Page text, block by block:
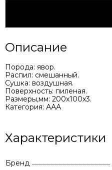
Описание
Порода: явор.
Распил: смешанный.
Сушка: воздушная.
Поверхность: пиленая.
Размеры,мм: 200x100x3.
Категория: ААА
Характеристики
Бренд